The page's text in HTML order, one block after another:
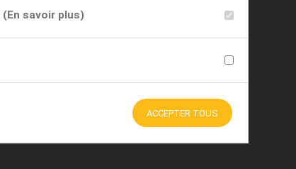
(En savoir plus)
ACCEPTER TOUS